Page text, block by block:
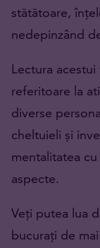
stătătoare,
nedepinzând
Lectura
referitoare la
diverse
cheltuieli și
mentalitatea
aspecte.
Veți putea lua
bucurați de